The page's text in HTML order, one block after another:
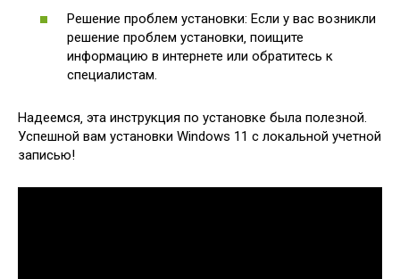
Решение проблем установки: Если у вас возникли
решение проблем установки‚ поищите
информацию в интернете или обратитесь к
специалистам.
Надеемся‚ эта инструкция по установке была полезной.
Успешной вам установки Windows 11 с локальной учетной
записью!